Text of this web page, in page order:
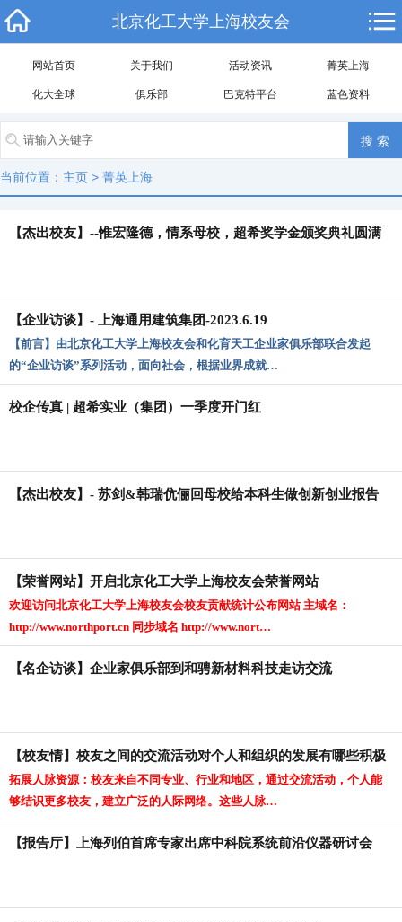
北京化工大学上海校友会
网站首页 关于我们 活动资讯 菁英上海
化大全球 俱乐部 巴克特平台 蓝色资料
当前位置： 主页 > 菁英上海
【杰出校友】--惟宏隆德，情系母校，超希奖学金颁奖典礼圆满
【企业访谈】- 上海通用建筑集团-2023.6.19
【前言】由北京化工大学上海校友会和化育天工企业家俱乐部联合发起
的“企业访谈”系列活动，面向社会，根据业界成就…
校企传真 | 超希实业（集团）一季度开门红
【杰出校友】- 苏剑&韩瑞伉俪回母校给本科生做创新创业报告
【荣誉网站】开启北京化工大学上海校友会荣誉网站
欢迎访问北京化工大学上海校友会校友贡献统计公布网站 主域名：
http://www.northport.cn 同步域名 http://www.nort…
【名企访谈】企业家俱乐部到和骋新材料科技走访交流
【校友情】校友之间的交流活动对个人和组织的发展有哪些积极
影响？
拓展人脉资源：校友来自不同专业、行业和地区，通过交流活动，个人能
够结识更多校友，建立广泛的人际网络。这些人脉…
【报告厅】上海列伯首席专家出席中科院系统前沿仪器研讨会